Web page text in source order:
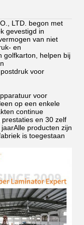
LTD. begon met
gevestigd in
van niet
en
golfkarton, helpen bij
voor
voor
op een enkele
continue
en 30 zelf
producten zijn
is toegestaan